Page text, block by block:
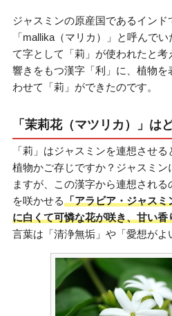
ジャスミンの原産国であるイン
「mallika（マリカ）」と呼んで
て字として「莉」が使われたと
響きをもつ漢字「利」に、植物
わせて「莉」ができたのです。
「茉莉花（マツリカ）」は
「莉」はジャスミンを連想させ
植物かご存じですか？ジャスミン
ますが、この漢字から連想され
を咲かせる「アラビア・ジャスミ
に白くて可憐な花が咲き、甘い
言葉は「清浄無垢」や「愛想がよ